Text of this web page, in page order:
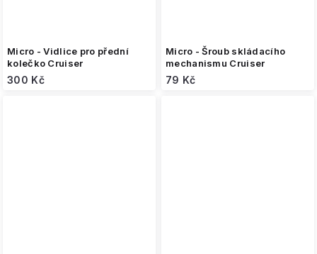
Micro - Vidlice pro přední
kolečko Cruiser
300 Kč
Micro - Šroub skládacího
mechanismu Cruiser
79 Kč